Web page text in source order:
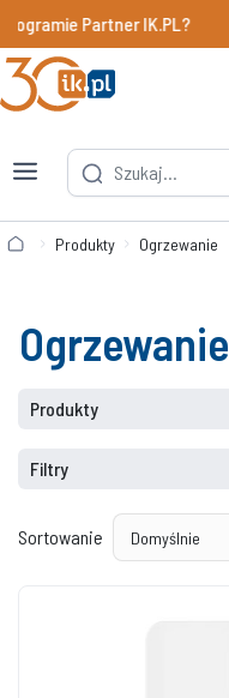
Partner IK.PL?
Produkty Ogrzewanie
Ogrzewanie
Produkty
Filtry
Sortowanie